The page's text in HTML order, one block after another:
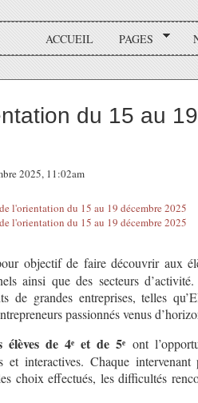
ACCUEIL PAGES
du 15 au
2025, 11:02am
objectif de faire découvrir aux
ainsi que des secteurs
de grandes entreprises, telles
passionnés venus
élèves de 4ᵉ et de 5ᵉ ont
et interactives. Chaque intervenant
choix effectués, les difficultés